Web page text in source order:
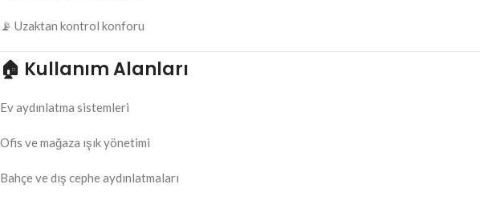
📡 Uzaktan kontrol konforu
🏠 Kullanım Alanları
Ev aydınlatma sistemleri
Ofis ve mağaza ışık yönetimi
Bahçe ve dış cephe aydınlatmaları